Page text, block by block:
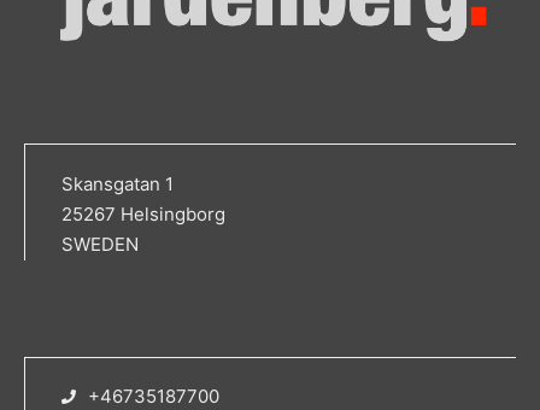
Skansgatan 1
25267 Helsingborg
SWEDEN
+46735187700